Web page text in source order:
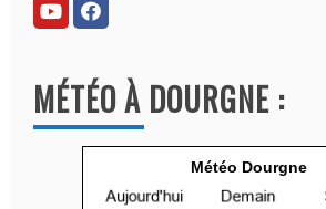
n
t
i
MÉTÉO À DOURGNE :
Météo Dourgne